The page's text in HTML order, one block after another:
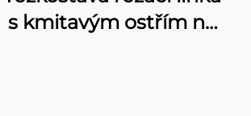
s kmitavým ostřím na